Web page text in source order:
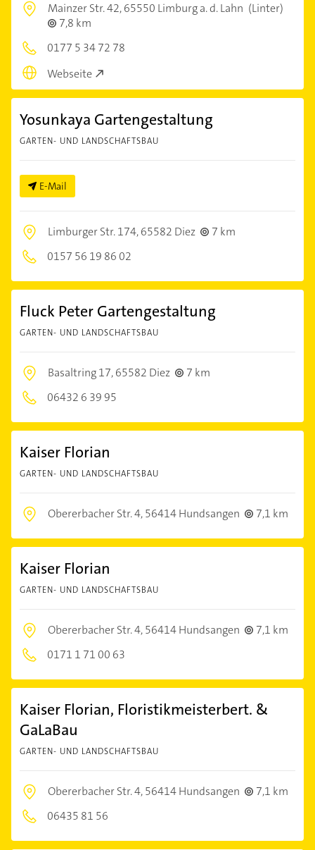
Mainzer Str. 42,65550 Limburg a. d. Lahn (Linter)
7,8 km
0177 5 34 72 78
Webseite
Yosunkaya Gartengestaltung
GARTEN- UND LANDSCHAFTSBAU
E-Mail
Limburger Str. 174,65582 Diez
7 km
0157 56 19 86 02
Fluck Peter Gartengestaltung
GARTEN- UND LANDSCHAFTSBAU
Basaltring 17,65582 Diez
7 km
06432 6 39 95
Kaiser Florian
GARTEN- UND LANDSCHAFTSBAU
Obererbacher Str. 4,56414 Hundsangen 7,1 km
Kaiser Florian
GARTEN- UND LANDSCHAFTSBAU
Obererbacher Str. 4,56414 Hundsangen
7,1 km
0171 1 71 00 63
Kaiser Florian, Floristikmeisterbert. &
GaLaBau
GARTEN- UND LANDSCHAFTSBAU
Obererbacher Str. 4,56414 Hundsangen
7,1 km
06435 81 56